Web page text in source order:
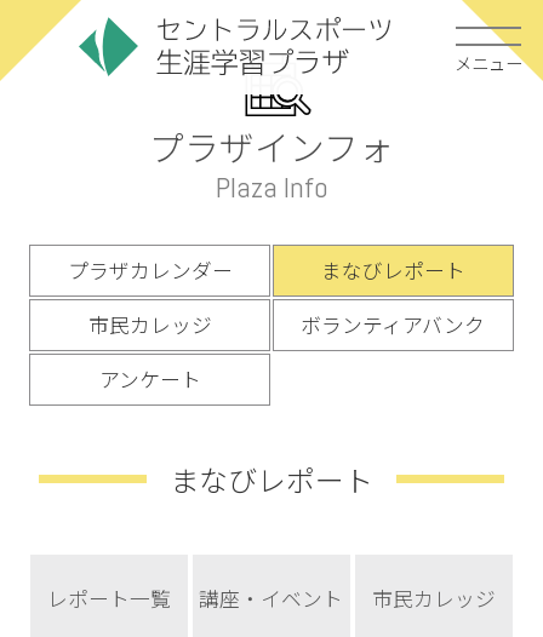
メニュー
プラザインフォ
Plaza Info
まなびレポート
プラザカレンダー
まなびレポート
市民カレッジ
ボランティアバンク
アンケート
レポート一覧 講座・イベント 市民カレッジ